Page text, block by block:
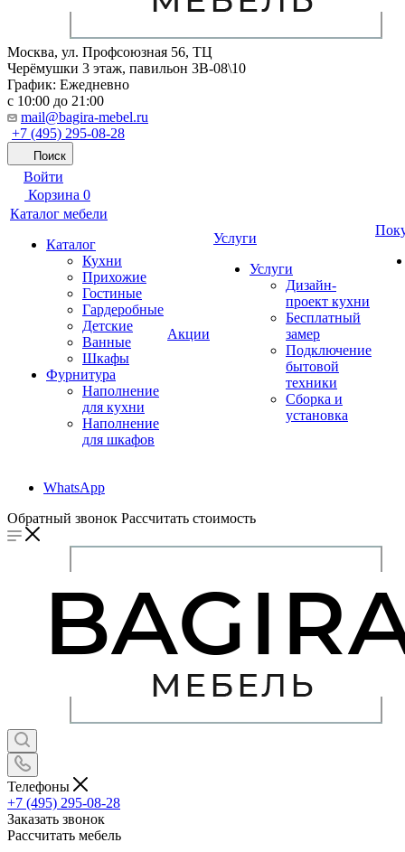
Москва, ул. Профсоюзная 56, ТЦ
Черёмушки 3 этаж, павильон 3В-08\10
График: Ежедневно
с 10:00 до 21:00
mail@bagira-mebel.ru
+7 (495) 295-08-28
Поиск
Войти
Корзина 0
Каталог мебели
Каталог
Кухни
Прихожие
Гостиные
Гардеробные
Детские
Ванные
Шкафы
Фурнитура
Наполнение
для кухни
Наполнение
для шкафов
Акции
Услуги
Услуги
Дизайн-
проект кухни
Бесплатный
замер
Подключение
бытовой
техники
Сборка и
установка
WhatsApp
Обратный звонок Рассчитать стоимость
Телефоны
+7 (495) 295-08-28
Заказать звонок
Рассчитать мебель